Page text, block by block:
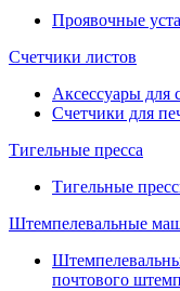
Проявочные
Счетчики листов
Аксессуары для
Счетчики для
Тигельные пресса
Тигельные
Штемпелевальные
почтового